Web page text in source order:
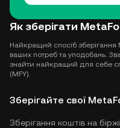
Як зберігати
Найкращий спосіб зберігання
ваших потреб та уподобань.
знайти найкращий для себе
(MFY).
Зберігайте свої
Зберігання коштів на